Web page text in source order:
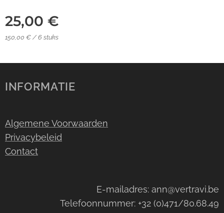
25,00 €
150,00 € / 6 stuks
INFORMATIE
Algemene Voorwaarden
Privacybeleid
Contact
E-mailadres: ann@vertravi.be
Telefoonnummer: +32 (0)471/80.68.49